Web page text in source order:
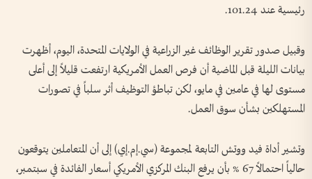
رئيسية عند ⁠101.24.
وقبيل صدور تقرير الوظائف غير الزراعية في الولايات المتحدة، اليوم، أظهرت
بيانات الليلة قبل الماضية أن فرص العمل الأمريكية ارتفعت قليلاً إلى أعلى
مستوى لها في عامين في مايو، لكن تباطؤ التوظيف أثر سلباً في تصورات
المستهلكين بشأن سوق العمل.
وتشير أداة فيد ووتش التابعة لمجموعة (سي.إم.إي) إلى أن المتعاملين ​يتوقعون
حالياً احتمالاً 67 % بأن يرفع البنك المركزي الأمريكي أسعار الفائدة في سبتمبر،